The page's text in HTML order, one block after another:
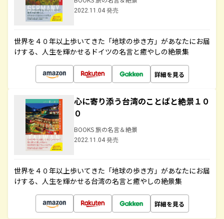
2022.11.04 発売
世界を４０年以上歩いてきた「地球の歩き方」があなたにお届
けする、人生を輝かせるドイツの名言と癒やしの絶景集
詳細を見る
心に寄り添う台湾のことばと絶景１０
０
BOOKS 旅の名言＆絶景
2022.11.04 発売
世界を４０年以上歩いてきた「地球の歩き方」があなたにお届
けする、人生を輝かせる台湾の名言と癒やしの絶景集
詳細を見る